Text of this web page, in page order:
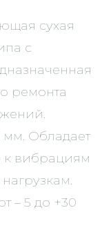
сухая
c
ремонта
мм. Обладает
к вибрациям
– 5 до +30